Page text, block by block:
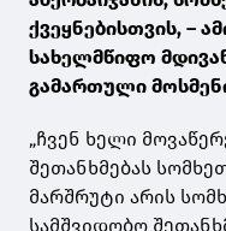
ქვეყნებისთვის, –
სახელმწიფო
გამართული
„ჩვენ ხელი
შეთანხმებას
მარშრუტი არის
სამშვიდობო